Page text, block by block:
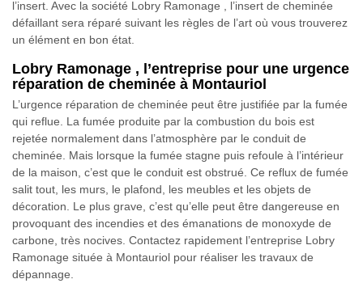
l’insert. Avec la société Lobry Ramonage , l’insert de cheminée
défaillant sera réparé suivant les règles de l’art où vous trouverez
un élément en bon état.
Lobry Ramonage , l’entreprise pour une urgence
réparation de cheminée à Montauriol
L’urgence réparation de cheminée peut être justifiée par la fumée
qui reflue. La fumée produite par la combustion du bois est
rejetée normalement dans l’atmosphère par le conduit de
cheminée. Mais lorsque la fumée stagne puis refoule à l’intérieur
de la maison, c’est que le conduit est obstrué. Ce reflux de fumée
salit tout, les murs, le plafond, les meubles et les objets de
décoration. Le plus grave, c’est qu’elle peut être dangereuse en
provoquant des incendies et des émanations de monoxyde de
carbone, très nocives. Contactez rapidement l’entreprise Lobry
Ramonage située à Montauriol pour réaliser les travaux de
dépannage.